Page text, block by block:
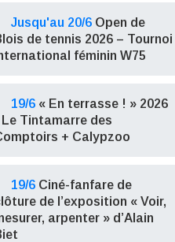
Jusqu'au 20/6 Open de
de tennis 2026 – Tournoi
féminin W75
19/6 « En terrasse ! » 2026
Le Tintamarre des
+ Calypzoo
19/6 Ciné-fanfare de
de l’exposition « Voir,
arpenter » d’Alain